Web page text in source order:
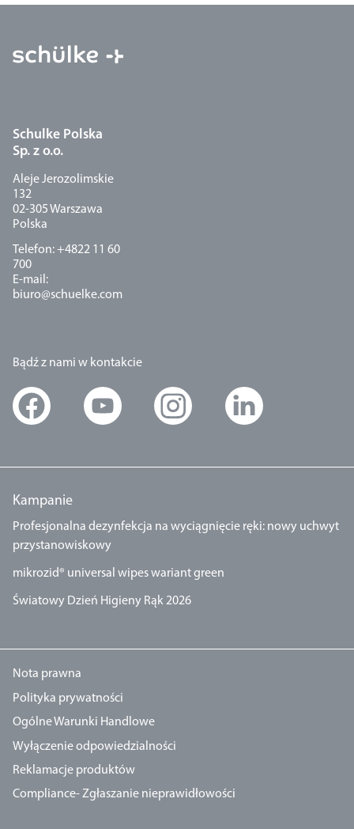
Schulke Polska
Sp. z o.o.
Aleje Jerozolimskie
132
02-305 Warszawa
Polska
Telefon: +4822 11 60
700
E-mail:
biuro@schuelke.com
Bądź z nami w kontakcie
Kampanie
Profesjonalna dezynfekcja na wyciągnięcie ręki: nowy uchwyt
przystanowiskowy
mikrozid® universal wipes wariant green
Światowy Dzień Higieny Rąk 2026
Nota prawna
Polityka prywatności
Ogólne Warunki Handlowe
Wyłączenie odpowiedzialności
Reklamacje produktów
Compliance- Zgłaszanie nieprawidłowości